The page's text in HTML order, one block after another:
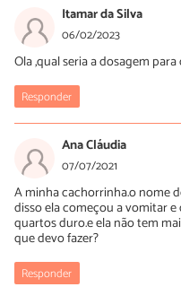
Itamar da Silva
06/02/2023
Ola ,qual seria a dosagem
Responder
Ana Cláudia
07/07/2021
A minha cachorrinha.o nome
disso ela começou a vomitar
quartos duro.e ela não tem
que devo fazer?
Responder